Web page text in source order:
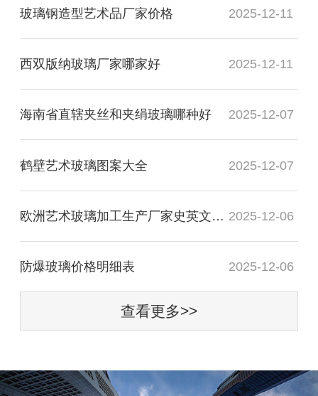
玻璃钢造型艺术品厂家价格 2025-12-11
西双版纳玻璃厂家哪家好 2025-12-11
海南省直辖夹丝和夹绢玻璃哪种好 2025-12-07
鹤壁艺术玻璃图案大全 2025-12-07
欧洲艺术玻璃加工生产厂家史英文名词解释 2025-12-06
防爆玻璃价格明细表 2025-12-06
查看更多>>